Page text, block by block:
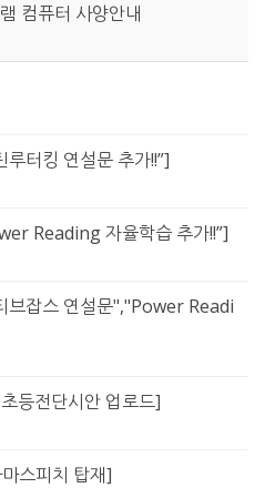
컴퓨터 사양안내
터킹 연설문 추가!!”]
Reading 자율학습 추가!!”]
브잡스 연설문","Power Readi
등전단시안 업로드]
스피치 탑재]